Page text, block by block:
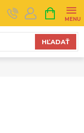
HĽADAŤ
KOŠÍK